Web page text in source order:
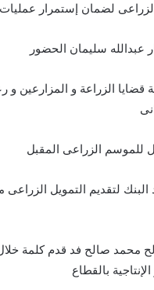
الزراعى لضمان إستمرار
عبدالله سليمان الحضور
قضايا الزراعة و المزارعين و
للموسم الزراعى المقبل
لتقديم التمويل
محمد صالح فد قدم كلمة
بالقطاع